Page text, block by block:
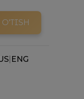
ENG